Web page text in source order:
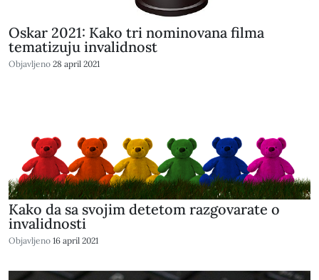
Oskar 2021: Kako tri nominovana filma
tematizuju invalidnost
Objavljeno 28 april 2021
Kako da sa svojim detetom razgovarate o
invalidnosti
Objavljeno 16 april 2021